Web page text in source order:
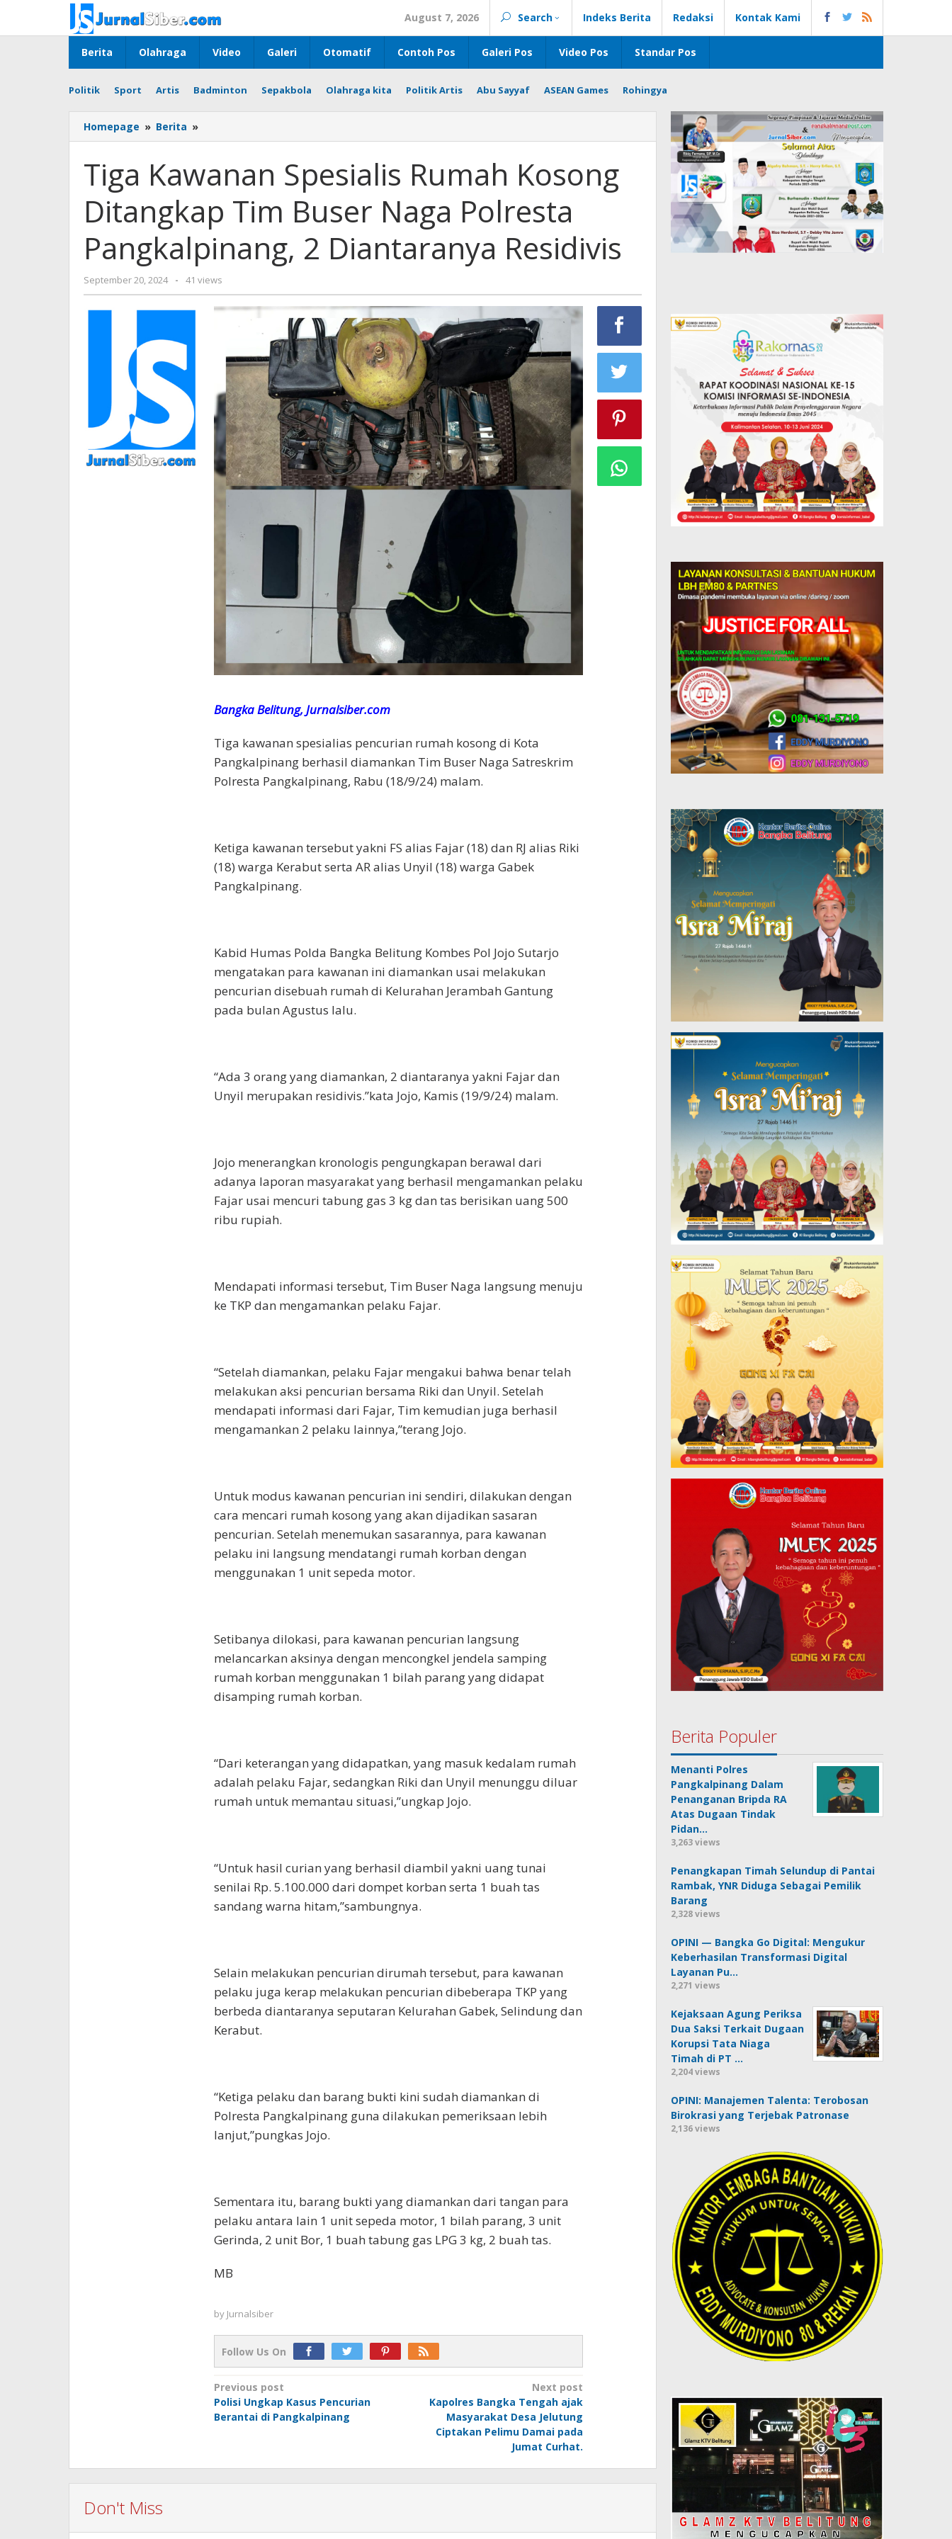
content
August 7, 2026 Search Indeks Berita Redaksi Kontak Kami
Berita Olahraga Video Galeri Otomatif Contoh Pos Galeri Pos Video Pos Standar Pos
Politik Sport Artis Badminton Sepakbola Olahraga kita Politik Artis Abu Sayyaf ASEAN Games Rohingya
Homepage » Berita »
Kawanan
Rumah
Kosong
Ditangkap
Tim
Buser
Naga
Polresta
Pangkalpinang,
Diantaranya
Tiga Kawanan Spesialis Rumah Kosong
Ditangkap Tim Buser Naga Polresta
Pangkalpinang, 2 Diantaranya Residivis
September 20, 2024
by
Jurnalsiber
- 41 views
Bangka Belitung, Jurnalsiber.com
Tiga kawanan spesialias pencurian rumah kosong di Kota
Pangkalpinang berhasil diamankan Tim Buser Naga Satreskrim
Polresta Pangkalpinang, Rabu (18/9/24) malam.
Ketiga kawanan tersebut yakni FS alias Fajar (18) dan RJ alias Riki
(18) warga Kerabut serta AR alias Unyil (18) warga Gabek
Pangkalpinang.
Kabid Humas Polda Bangka Belitung Kombes Pol Jojo Sutarjo
mengatakan para kawanan ini diamankan usai melakukan
pencurian disebuah rumah di Kelurahan Jerambah Gantung
pada bulan Agustus lalu.
“Ada 3 orang yang diamankan, 2 diantaranya yakni Fajar dan
Unyil merupakan residivis.”kata Jojo, Kamis (19/9/24) malam.
Jojo menerangkan kronologis pengungkapan berawal dari
adanya laporan masyarakat yang berhasil mengamankan pelaku
Fajar usai mencuri tabung gas 3 kg dan tas berisikan uang 500
ribu rupiah.
Mendapati informasi tersebut, Tim Buser Naga langsung menuju
ke TKP dan mengamankan pelaku Fajar.
“Setelah diamankan, pelaku Fajar mengakui bahwa benar telah
melakukan aksi pencurian bersama Riki dan Unyil. Setelah
mendapati informasi dari Fajar, Tim kemudian juga berhasil
mengamankan 2 pelaku lainnya,”terang Jojo.
Untuk modus kawanan pencurian ini sendiri, dilakukan dengan
cara mencari rumah kosong yang akan dijadikan sasaran
pencurian. Setelah menemukan sasarannya, para kawanan
pelaku ini langsung mendatangi rumah korban dengan
menggunakan 1 unit sepeda motor.
Setibanya dilokasi, para kawanan pencurian langsung
melancarkan aksinya dengan mencongkel jendela samping
rumah korban menggunakan 1 bilah parang yang didapat
disamping rumah korban.
“Dari keterangan yang didapatkan, yang masuk kedalam rumah
adalah pelaku Fajar, sedangkan Riki dan Unyil menunggu diluar
rumah untuk memantau situasi,”ungkap Jojo.
“Untuk hasil curian yang berhasil diambil yakni uang tunai
senilai Rp. 5.100.000 dari dompet korban serta 1 buah tas
sandang warna hitam,”sambungnya.
Selain melakukan pencurian dirumah tersebut, para kawanan
pelaku juga kerap melakukan pencurian dibeberapa TKP yang
berbeda diantaranya seputaran Kelurahan Gabek, Selindung dan
Kerabut.
“Ketiga pelaku dan barang bukti kini sudah diamankan di
Polresta Pangkalpinang guna dilakukan pemeriksaan lebih
lanjut,”pungkas Jojo.
Sementara itu, barang bukti yang diamankan dari tangan para
pelaku antara lain 1 unit sepeda motor, 1 bilah parang, 3 unit
Gerinda, 2 unit Bor, 1 buah tabung gas LPG 3 kg, 2 buah tas.
MB
by Jurnalsiber
Follow Us On
Post
navigation
Previous post
Polisi Ungkap Kasus Pencurian
Berantai di Pangkalpinang
Next post
Kapolres Bangka Tengah ajak
Masyarakat Desa Jelutung
Ciptakan Pelimu Damai pada
Jumat Curhat.
Don't Miss
Berita Populer
Menanti Polres
Pangkalpinang Dalam
Penanganan Bripda RA
Atas Dugaan Tindak
Pidan…
3,263 views
Penangkapan Timah Selundup di Pantai
Rambak, YNR Diduga Sebagai Pemilik
Barang
2,328 views
OPINI — Bangka Go Digital: Mengukur
Keberhasilan Transformasi Digital
Layanan Pu…
2,271 views
Kejaksaan Agung Periksa
Dua Saksi Terkait Dugaan
Korupsi Tata Niaga
Timah di PT …
2,204 views
OPINI: Manajemen Talenta: Terobosan
Birokrasi yang Terjebak Patronase
2,136 views